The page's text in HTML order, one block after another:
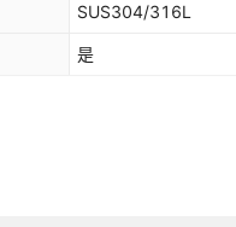
SUS304/316L
是